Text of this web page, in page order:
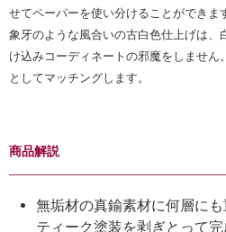
せてペーパーを使い分けることができま
象牙のような風合いの古白色仕上げは、
け込みコーディネートの邪魔をしません
としてマッチングします。
商品解説
無垢材の真鍮素材に何層に
ティーク塗装を剥ぎとって完